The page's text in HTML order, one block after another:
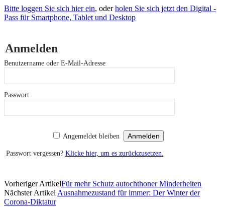
Bitte loggen Sie sich hier ein, oderholen Sie sich jetzt den Digital -
Pass für Smartphone, Tablet und Desktop
Anmelden
Benutzername oder E-Mail-Adresse
Passwort
Angemeldet bleiben
Passwort vergessen? Klicke hier, um es zurückzusetzen.
Vorheriger ArtikelFür mehr Schutz autochthoner Minderheiten
Nächster Artikel Ausnahmezustand für immer: Der Winter der
Corona-Diktatur